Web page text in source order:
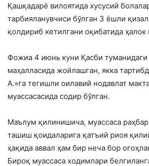
Қашқадарё вилоятида хусусий
тарбияланувчиси бўлган 3 ёшли
қолдириб кетилгани оқибатида ҳалок
Фожиа 4 июнь куни Қасби туманидаги
маҳалласида жойлашган, якка
А.»га тегишли оилавий нодавлат
муассасасида содир бўлган.
Маълум қилинишича, муассаса
ташиш қоидаларига қатъий риоя
ҳақида аввал ҳам бир неча бор
Бироқ муассаса ходимлари